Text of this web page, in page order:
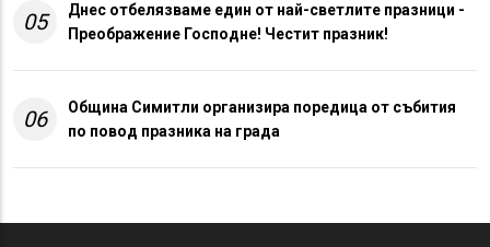
05
Днес отбелязваме един от най-светлите празници -
Преображение Господне! Честит празник!
06
Община Симитли организира поредица от събития
по повод празника на града